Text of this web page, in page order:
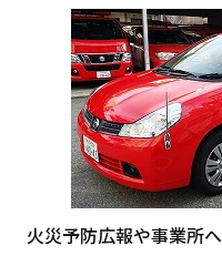
火災予防広報や事業所